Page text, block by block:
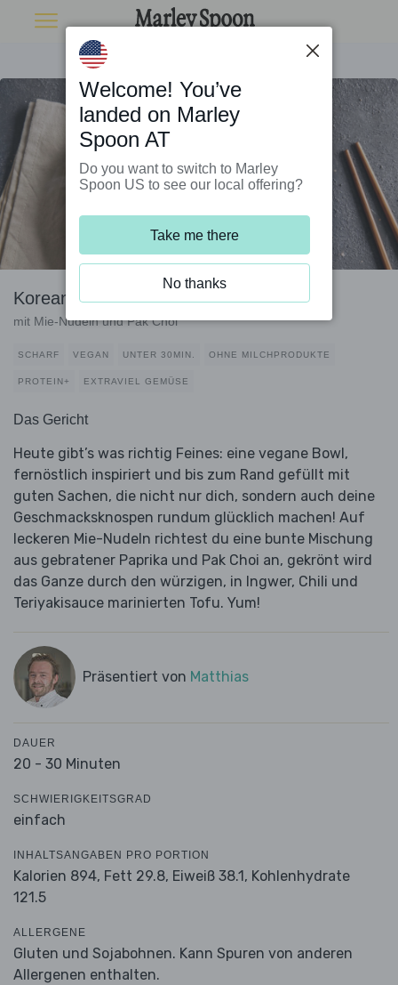
Koreanische Tofu-Bowl vegan
mit Mie-Nudeln und Pak Choi
SCHARF VEGAN UNTER 30MIN. OHNE MILCHPRODUKTE
PROTEIN+ EXTRAVIEL GEMÜSE
Das Gericht
Heute gibt’s was richtig Feines: eine vegane Bowl,
fernöstlich inspiriert und bis zum Rand gefüllt mit
guten Sachen, die nicht nur dich, sondern auch deine
Geschmacksknospen rundum glücklich machen! Auf
leckeren Mie-Nudeln richtest du eine bunte Mischung
aus gebratener Paprika und Pak Choi an, gekrönt wird
das Ganze durch den würzigen, in Ingwer, Chili und
Teriyakisauce marinierten Tofu. Yum!
Präsentiert von Matthias
DAUER
20 - 30 Minuten
SCHWIERIGKEITSGRAD
einfach
INHALTSANGABEN PRO PORTION
Kalorien 894, Fett 29.8, Eiweiß 38.1, Kohlenhydrate
121.5
ALLERGENE
Gluten und Sojabohnen. Kann Spuren von anderen
Allergenen enthalten.
Welcome! You’ve
landed on Marley
Spoon AT
Do you want to switch to Marley
Spoon US to see our local offering?
Take me there
No thanks